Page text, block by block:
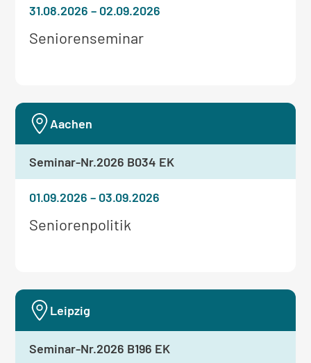
Weitere
Seniorenseminar
31.08.2026– 02.09.2026
Weitere
Seniorenpolitik
01.09.2026– 03.09.2026
Aachen
Seminar-Nr.2026 B034 EK
Leipzig
Seminar-Nr.2026 B196 EK